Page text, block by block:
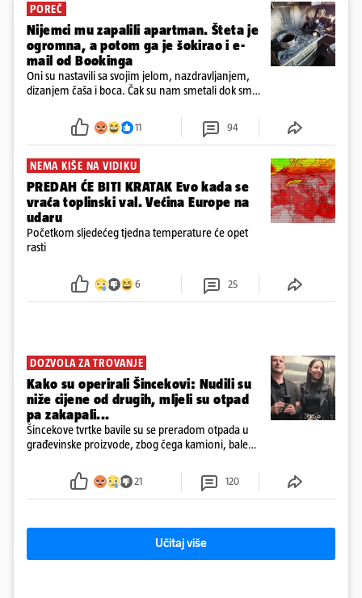
POREČ
Nijemci mu zapalili apartman. Šteta je
ogromna, a potom ga je šokirao i e-
mail od Bookinga
Oni su nastavili sa svojim jelom, nazdravljanjem,
dizanjem čaša i boca. Čak su nam smetali dok smo
požar, rekao je vlasnik
11 94
NEMA KIŠE NA VIDIKU
PREDAH ĆE BITI KRATAK Evo kada se
vraća toplinski val. Većina Europe na
udaru
Početkom sljedećeg tjedna temperature će opet
rasti
6 25
DOZVOLA ZA TROVANJE
Kako su operirali Šincekovi: Nudili su
niže cijene od drugih, mljeli su otpad
pa zakapali...
Šincekove tvrtke bavile su se preradom otpada u
građevinske proizvode, zbog čega kamioni, bale
21 120
Učitaj više